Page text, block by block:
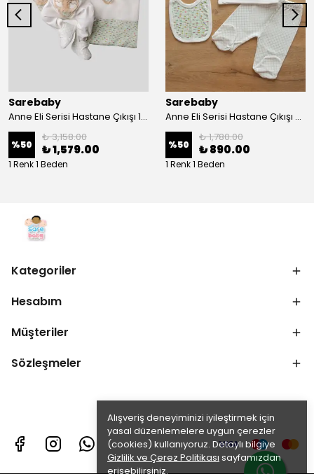
Alışveriş deneyiminizi iyileştirmek için
yasal düzenlemelere uygun çerezler
(cookies) kullanıyoruz. Detaylı bilgiye
Gizlilik ve Çerez Politikası sayfamızdan
erişebilirsiniz.
Sarebaby
Anne Eli Serisi Hastane Çıkışı 10'lu Set Oyuncak Hediyeli Organik
%50
₺ 3,158.00
₺ 1,579.00
1 Renk 1 Beden
Sarebaby
Anne Eli Serisi Hastane Çıkışı 5li Set
%50
₺ 1,780.00
₺ 890.00
1 Renk 1 Beden
Kategoriler
Hesabım
Müşteriler
Sözleşmeler